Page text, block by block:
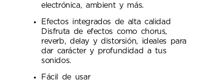
electrónica, ambient y más.
Efectos integrados de alta calidad
Disfruta de efectos como chorus,
reverb, delay y distorsión, ideales para
dar carácter y profundidad a tus
sonidos.
Fácil de usar